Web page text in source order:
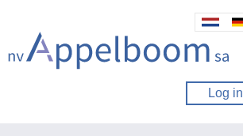
Log in